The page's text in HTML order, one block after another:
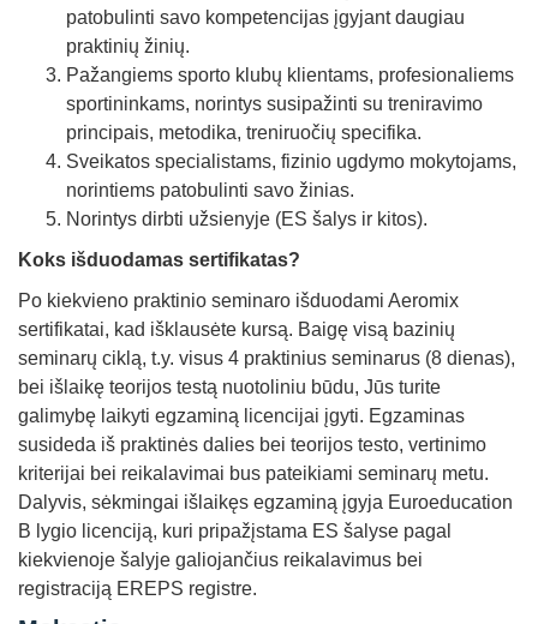
patobulinti savo kompetencijas įgyjant daugiau
praktinių žinių.
Pažangiems sporto klubų klientams, profesionaliems
sportininkams, norintys susipažinti su treniravimo
principais, metodika, treniruočių specifika.
Sveikatos specialistams, fizinio ugdymo mokytojams,
norintiems patobulinti savo žinias.
Norintys dirbti užsienyje (ES šalys ir kitos).
Koks išduodamas sertifikatas?
Po kiekvieno praktinio seminaro išduodami Aeromix
sertifikatai, kad išklausėte kursą. Baigę visą bazinių
seminarų ciklą, t.y. visus 4 praktinius seminarus (8 dienas),
bei išlaikę teorijos testą nuotoliniu būdu, Jūs turite
galimybę laikyti egzaminą licencijai įgyti. Egzaminas
susideda iš praktinės dalies bei teorijos testo, vertinimo
kriterijai bei reikalavimai bus pateikiami seminarų metu.
Dalyvis, sėkmingai išlaikęs egzaminą įgyja Euroeducation
B lygio licenciją, kuri pripažįstama ES šalyse pagal
kiekvienoje šalyje galiojančius reikalavimus bei
registraciją EREPS registre.